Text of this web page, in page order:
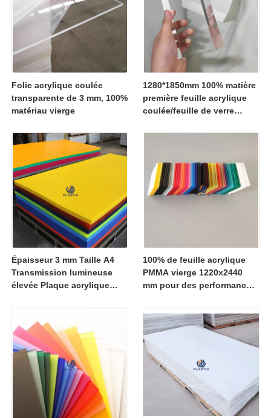
Folie acrylique coulée
transparente de 3 mm, 100%
matériau vierge
1280*1850mm 100% matière
première feuille acrylique
coulée/feuille de verre
Épaisseur 3 mm Taille A4
Transmission lumineuse
élevée Plaque acrylique
artisanat
100% de feuille acrylique
PMMA vierge 1220x2440
mm pour des performances